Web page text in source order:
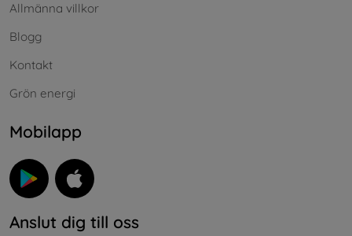
Allmänna villkor
Blogg
Kontakt
Grön energi
Mobilapp
Anslut dig till oss